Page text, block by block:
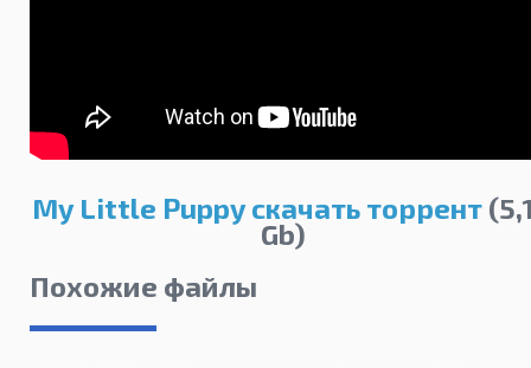
My Little Puppy скачать торрент
Gb)
Похожие файлы